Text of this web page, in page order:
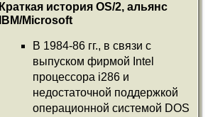
Краткая история OS/2, альянс
IBM/Microsoft
В 1984-86 гг., в связи с
выпуском фирмой Intel
процессора i286 и
недостаточной поддержкой
операционной системой DOS